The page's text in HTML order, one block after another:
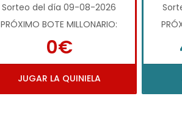
Sorteo del día 09-08-2026
PRÓXIMO BOTE MILLONARIO:
0€
JUGAR LA QUINIELA